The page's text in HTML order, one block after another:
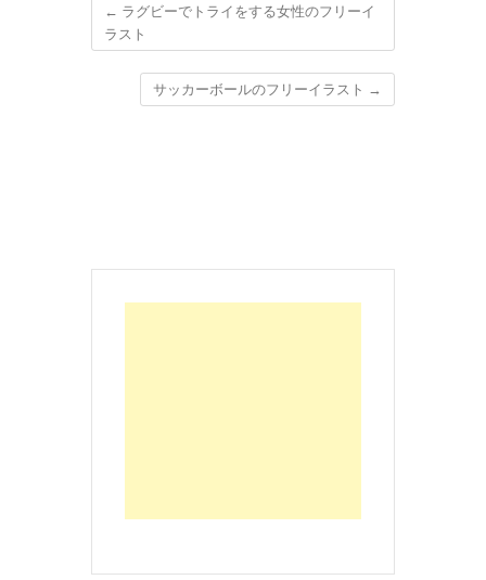
← ラグビーでトライをする女性のフリーイ
ラスト
サッカーボールのフリーイラスト →